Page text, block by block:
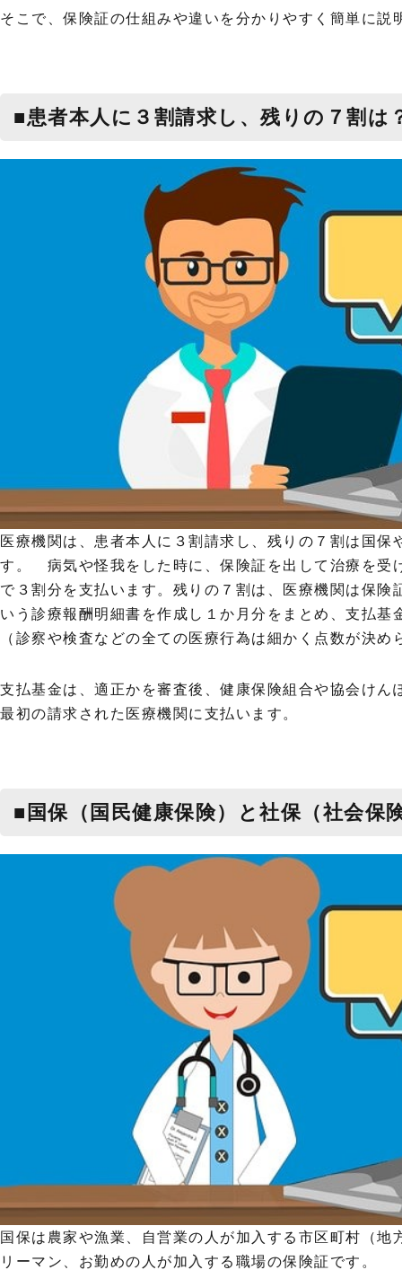
そこで、保険証の仕組みや違いを分かりやすく簡単に説
■患者本人に３割請求し、残りの７割は
医療機関は、患者本人に３割請求し、残りの７割は国
す。 病気や怪我をした時に、保険証を出して治療を受
で３割分を支払います。残りの７割は、医療機関は保
いう診療報酬明細書を作成し１か月分をまとめ、支払
（診察や検査などの全ての医療行為は細かく点数が決
支払基金は、適正かを審査後、健康保険組合や協会け
最初の請求された医療機関に支払います。
■国保（国民健康保険）と社保（社会保
国保は農家や漁業、自営業の人が加入する市区町村（
リーマン、お勤めの人が加入する職場の保険証です。